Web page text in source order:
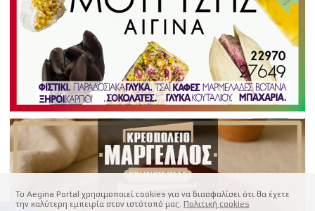
Το Aegina Portal χρησιμοποιεί cookies για να διασφαλίσει ότι θα έχετε
την καλύτερη εμπειρία στον ιστότοπό μας. Πολιτική cookies